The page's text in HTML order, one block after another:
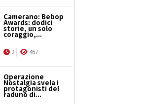
Camerano: Bebop
Awards: dodici
storie, un solo
coraggio,...
2 467
Operazione
Nostalgia svela i
protagonisti del
raduno di...